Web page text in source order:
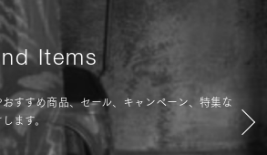
Items
すすめ商品、セール、キャンペーン、特集な
ます。